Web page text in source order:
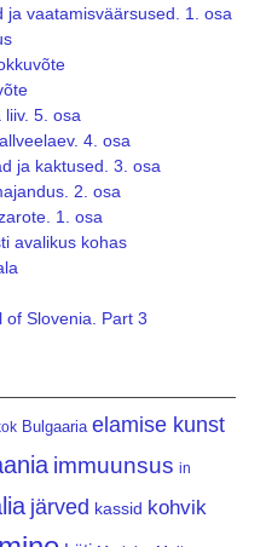
ja vaatamisväärsused. 1. osa
5. osa
4. osa
ja kaktused. 3. osa
2. osa
1. osa
avalikus kohas
of Slovenia. Part 3
Bulgaaria elamise kunst
immuunsus in
järved kassid kohvik